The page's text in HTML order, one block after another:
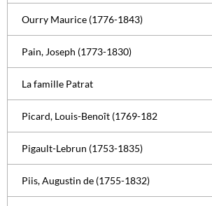
Ourry Maurice (1776-1843)
Pain, Joseph (1773-1830)
La famille Patrat
Picard, Louis-Benoît (1769-182
Pigault-Lebrun (1753-1835)
Piis, Augustin de (1755-1832)